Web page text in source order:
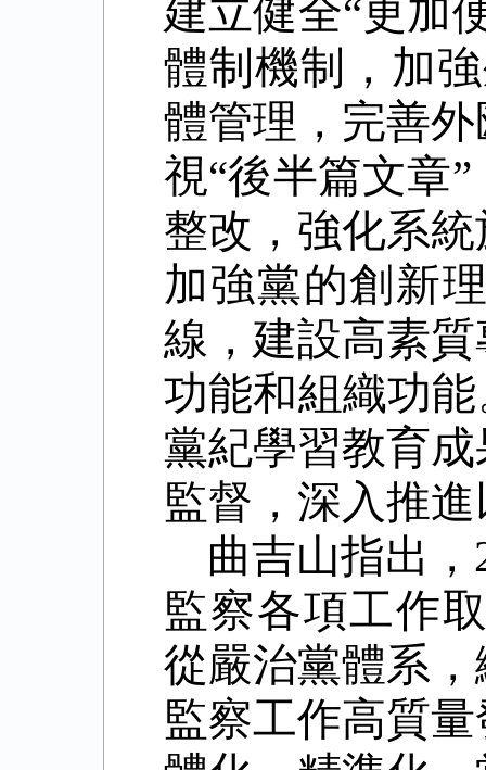
建立健全“更加
體制機制，加
體管理，完善
視“後半篇文章”
整改，強化系
加強黨的創新
線，建設高素
功能和組織功
黨紀學習教育
監督，深入推
曲吉山指出，
監察各項工作
從嚴治黨體系
監察工作高質